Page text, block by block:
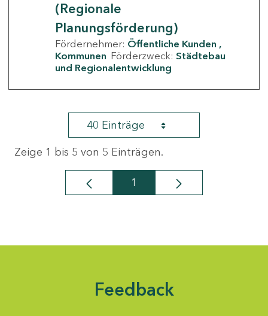
(Regionale
Planungsförderung)
Fördernehmer: Öffentliche Kunden
Kommunen Förderzweck: Städtebau
und Regionalentwicklung
40 Einträge
Zeige 1 bis 5 von 5 Einträgen.
Seite
1
Feedback